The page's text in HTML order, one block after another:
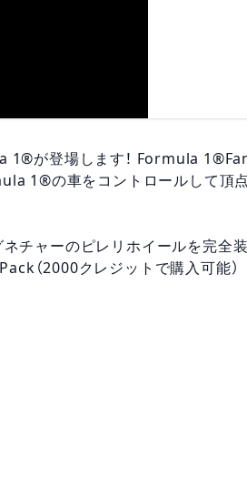
1®が登場します！ Formula
1®の車をコントロールして頂点
ネチャーのピレリホイールを完全装
（2000クレジットで購入可能）